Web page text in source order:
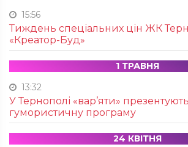
15:56
Тиждень спеціальних цін ЖК
«Креатор-Буд»
1 ТРАВНЯ
13:32
У Тернополі «вар’яти»
гумористичну програму
24 КВІТНЯ